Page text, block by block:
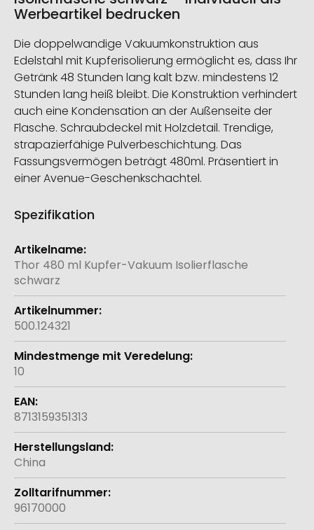
Werbeartikel bedrucken
Die doppelwandige Vakuumkonstruktion aus
Edelstahl mit Kupferisolierung ermöglicht es, dass Ihr
Getränk 48 Stunden lang kalt bzw. mindestens 12
Stunden lang heiß bleibt. Die Konstruktion verhindert
auch eine Kondensation an der Außenseite der
Flasche. Schraubdeckel mit Holzdetail. Trendige,
strapazierfähige Pulverbeschichtung. Das
Fassungsvermögen beträgt 480ml. Präsentiert in
einer Avenue-Geschenkschachtel.
Spezifikation
Weitere
Informationen
Thor 480 ml Kupfer-Vakuum Isolierflasche
schwarz
500.124321
10
8713159351313
China
96170000